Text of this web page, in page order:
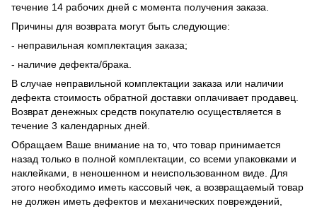
течение 14 рабочих дней с момента получения заказа.
Причины для возврата могут быть следующие:
- неправильная комплектация заказа;
- наличие дефекта/брака.
В случае неправильной комплектации заказа или наличии
дефекта стоимость обратной доставки оплачивает продавец.
Возврат денежных средств покупателю осуществляется в
течение 3 календарных дней.
Обращаем Ваше внимание на то, что товар принимается
назад только в полной комплектации, со всеми упаковками и
наклейками, в неношенном и неиспользованном виде. Для
этого необходимо иметь кассовый чек, а возвращаемый товар
не должен иметь дефектов и механических повреждений,